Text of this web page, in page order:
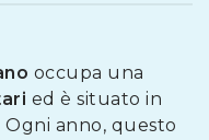
occupa una
ed è situato in
Ogni anno, questo